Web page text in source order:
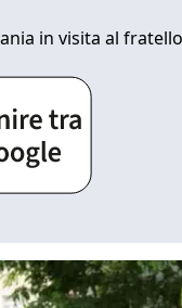
in visita al